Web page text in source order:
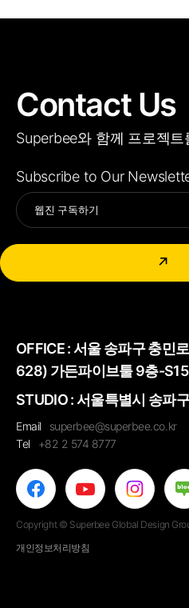
Contact Us
Superbee와 함께 프로젝트
Subscribe to Our
↗
Alternative:
OFFICE :서울 송파구 충민
628) 가든파이브툴 9층-
STUDIO : 서울특별시 송파
Email
superbee@superbee.co.kr
Tel
+82 2 574 8777
Copyright © Superbee Global Design
개인정보처리방침